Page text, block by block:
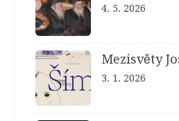
4. 5. 2026
Mezisvěty
3. 1. 2026